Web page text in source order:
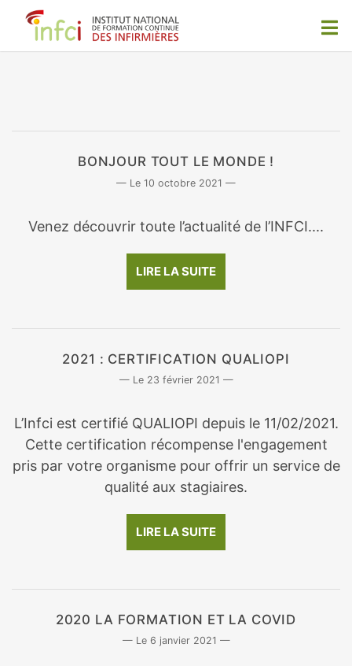
BONJOUR TOUT LE MONDE !
10 octobre 2021
Venez découvrir toute l’actualité de l’INFCI....
LIRE LA SUITE
2021 : CERTIFICATION QUALIOPI
23 février 2021
L’Infci est certifié QUALIOPI depuis le 11/02/2021.
Cette certification récompense l'engagement
pris par votre organisme pour offrir un service de
qualité aux stagiaires.
LIRE LA SUITE
2020 LA FORMATION ET LA COVID
6 janvier 2021